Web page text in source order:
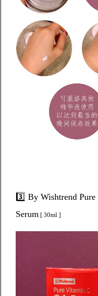
3️⃣ By Wishtrend
Serum [ 30ml ]